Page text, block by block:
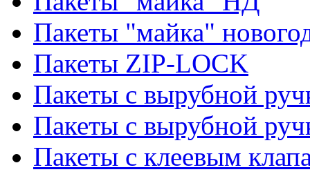
Пакеты "майка"
Пакеты ZIP-LOCK
Пакеты с вырубной
Пакеты с вырубной
Пакеты с клеевым